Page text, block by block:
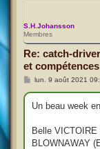
S.H.Johansson
Membres
Re: catch-
et compétences
M
s
s
e
lun. 9 août 2021
Un beau week
Belle
BLOWNAWAY